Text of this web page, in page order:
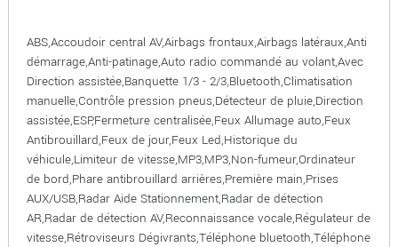
ABS,Accoudoir central AV,Airbags frontaux,Airbags latéraux,Anti
démarrage,Anti-patinage,Auto radio commandé au volant,Avec
Direction assistée,Banquette 1/3 - 2/3,Bluetooth,Climatisation
manuelle,Contrôle pression pneus,Détecteur de pluie,Direction
assistée,ESP,Fermeture centralisée,Feux Allumage auto,Feux
Antibrouillard,Feux de jour,Feux Led,Historique du
véhicule,Limiteur de vitesse,MP3,MP3,Non-fumeur,Ordinateur
de bord,Phare antibrouillard arrières,Première main,Prises
AUX/USB,Radar Aide Stationnement,Radar de détection
AR,Radar de détection AV,Reconnaissance vocale,Régulateur de
vitesse,Rétroviseurs Dégivrants,Téléphone bluetooth,Téléphone